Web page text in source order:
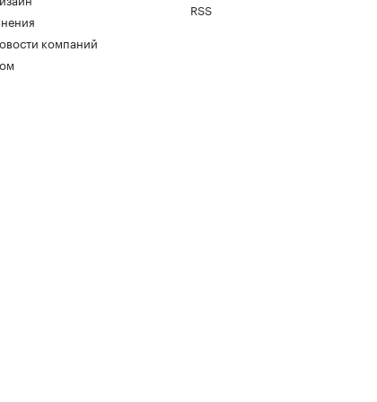
компаний
RSS